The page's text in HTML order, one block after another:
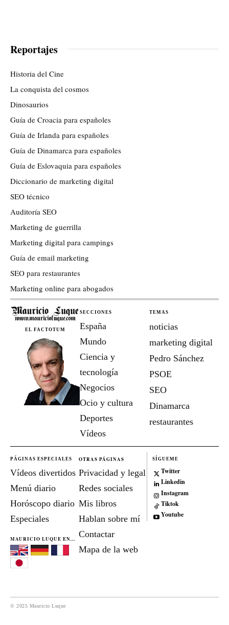
Reportajes
Historia del Cine
La conquista del cosmos
Dinosaurios
Guía de Croacia para españoles
Guía de Irlanda para españoles
Guía de Dinamarca para españoles
Guía de Eslovaquia para españoles
Diccionario de marketing digital
SEO técnico
Auditoría SEO
Marketing de guerrilla
Marketing digital para campings
Guía de email marketing
SEO para restaurantes
Marketing online para abogados
EL FACTOTUM
SECCIONES
España
Mundo
Ciencia y
tecnología
Negocios
Ocio y cultura
Deportes
Vídeos
TEMAS
noticias
marketing digital
Pedro Sánchez
PSOE
SEO
Dinamarca
restaurantes
PÁGINAS ESPECIALES
Vídeos divertidos
Menú diario
Horóscopo diario
Especiales
MAURICIO LUQUE EN...
OTRAS PÁGINAS
Privacidad y legal
Redes sociales
Mis libros
Hablan sobre mí
Contactar
Mapa de la web
SÍGUEME
Twitter
Linkedin
Instagram
Tiktok
Youtube
© 2025 Mauricio Luque